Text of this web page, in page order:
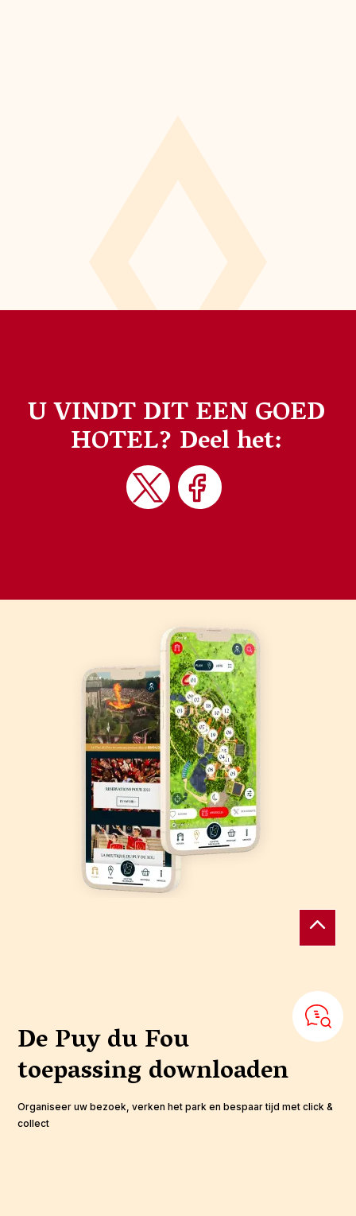
U VINDT DIT EEN GOED
HOTEL? Deel het:
De Puy du Fou
toepassingdownloaden
Organiseer uw bezoek, verken het park en bespaar tijd met click &
collect